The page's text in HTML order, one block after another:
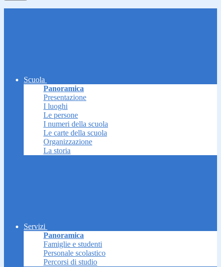
Scuola
Panoramica
Presentazione
I luoghi
Le persone
I numeri della scuola
Le carte della scuola
Organizzazione
La storia
Servizi
Panoramica
Famiglie e studenti
Personale scolastico
Percorsi di studio